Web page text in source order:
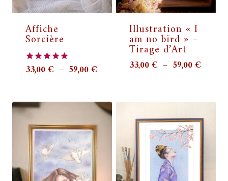
Affiche
Sorcière
Note
33,00€ – 59,00€
33,00 €
59,00 €
Illustration « I
am no bird » –
Tirage d’Art
33,00€ – 59,00€
33,00
59,00